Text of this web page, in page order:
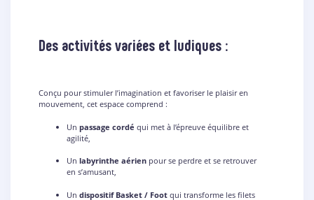
Des activités variées et ludiques :
Conçu pour stimuler l’imagination et favoriser le plaisir en
mouvement, cet espace comprend :
Un passage cordé qui met à l’épreuve équilibre et
agilité,
Un labyrinthe aérien pour se perdre et se retrouver
en s’amusant,
Un dispositif Basket / Foot qui transforme les filets